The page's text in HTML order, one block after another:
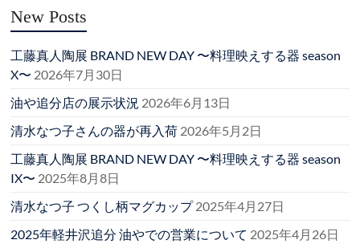
New Posts
工藤真人陶展 BRAND NEW DAY 〜料理映えする器 season
X〜 2026年7月30日
油や追分店の展示状況 2026年6月13日
清水なつ子さんの器が再入荷 2026年5月2日
工藤真人陶展 BRAND NEW DAY 〜料理映えする器 season
IX〜 2025年8月8日
清水なつ子 つくし柄マグカップ2025年4月27日
2025年軽井沢追分 油やでの営業について 2025年4月26日